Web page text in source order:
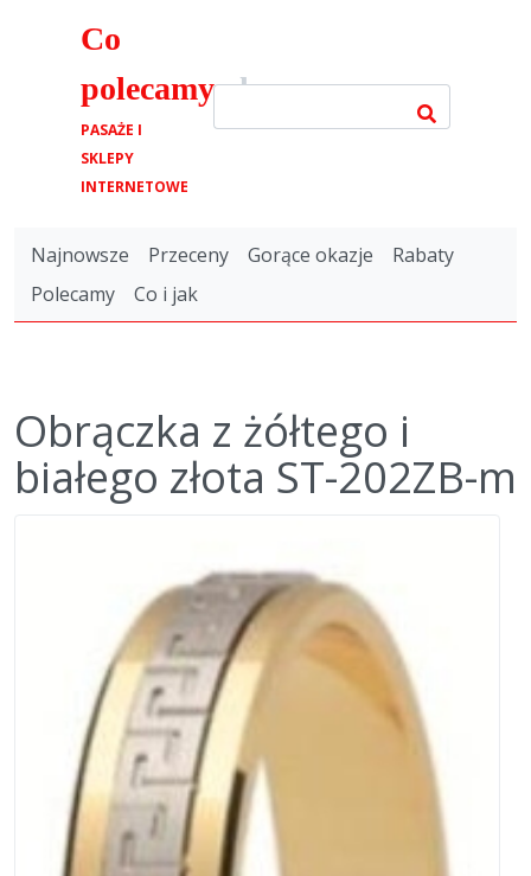
Co
polecamy.pl
PASAŻE I
SKLEPY
INTERNETOWE
Najnowsze Przeceny Gorące okazje
Rabaty
Polecamy
Co i jak
Obrączka z żółtego i
białego złota ST-202ZB-m